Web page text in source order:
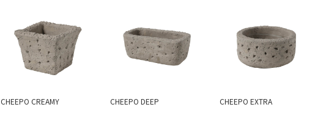
CHEEPO CREAMY CHEEPO DEEP CHEEPO EXTRA